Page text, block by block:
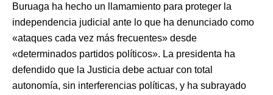
Buruaga ha hecho un llamamiento para proteger la
independencia judicial ante lo que ha denunciado como
«ataques cada vez más frecuentes» desde
«determinados partidos políticos». La presidenta ha
defendido que la Justicia debe actuar con total
autonomía, sin interferencias políticas, y ha subrayado